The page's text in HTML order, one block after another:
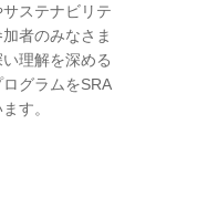
ステナビリテ
者のみなさま
理解を深める
グラムをSRA
す。